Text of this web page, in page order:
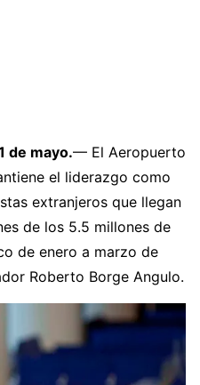
de mayo.— El Aeropuerto
el liderazgo como
extranjeros que llegan
de los 5.5 millones de
de enero a marzo de
Roberto Borge Angulo.